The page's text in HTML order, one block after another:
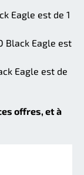
Eagle est de 1
Black Eagle est
Eagle est de
offres, et à